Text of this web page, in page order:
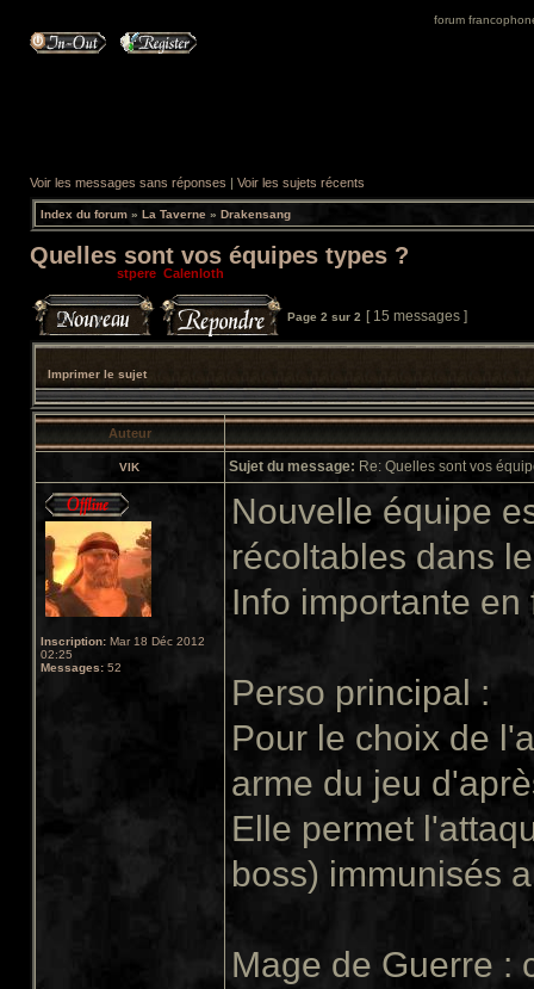
forum
Voir les messages sans réponses | Voir les sujets récents
Index du forum » La Taverne » Drakensang
Quelles sont vos équipes types ?
Modérateurs: stpere Calenloth
Page 2 sur 2 [ 15 messages ]
Imprimer le sujet
Auteur
VIK Sujet du message: Re: Quelles sont vos
Inscription: Mar 18 Déc 2012
02:25
Messages: 52
Nouvelle équipe
récoltables dans
Info importante en
Perso principal :
Pour le choix de
arme du jeu
Elle permet
boss) immunisés
Mage de Guerre :